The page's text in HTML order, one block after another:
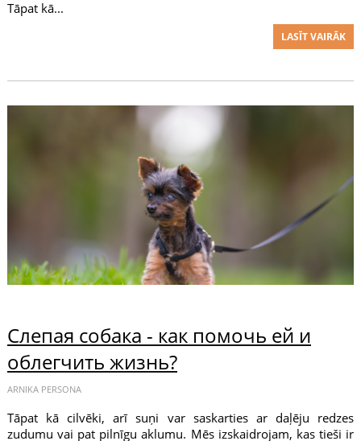
Tāpat kā...
LASĪT VAIRĀK
Слепая собака - как помочь ей и
облегчить жизнь?
ARNIKA PERSONA
Tāpat kā cilvēki, arī suņi var saskarties ar daļēju redzes
zudumu vai pat pilnīgu aklumu. Mēs izskaidrojam, kas tieši ir